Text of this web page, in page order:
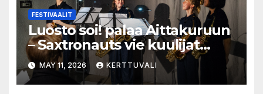
FESTIVAALIT
Luosto soi! palaa Aittakuruun
– Saxtronauts vie kuulijat
seikkailulle luonnon keskelle
MAY 11, 2026 KERTTUVALI